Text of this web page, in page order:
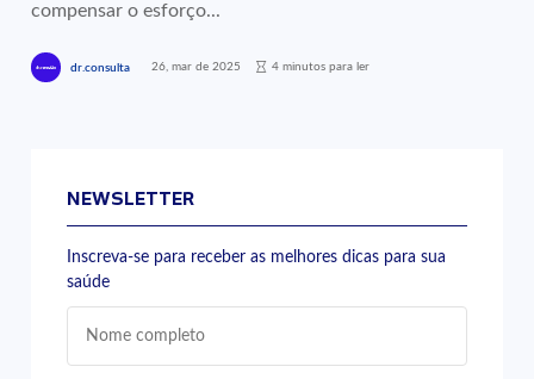
compensar o esforço...
dr.consulta 26, mar de 2025 4 minutos para ler
NEWSLETTER
Inscreva-se para receber as melhores dicas para sua
saúde